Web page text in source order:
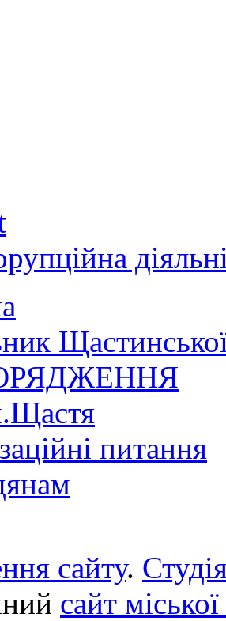
питання
сайту.
сайт